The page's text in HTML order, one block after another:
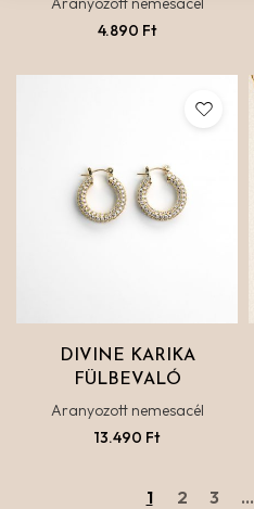
4.890 Ft
DIVINE KARIKA
FÜLBEVALÓ
Aranyozott nemesacél
13.490 Ft
1 2 3 …